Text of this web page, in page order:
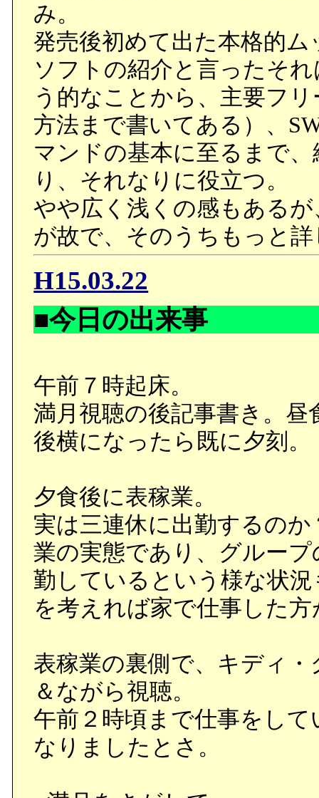
み。
発売後初めて出た本格的
ソフトの紹介と言ったそ
う的なことから、主要フ
方法まで書いてある）、
マンドの基本に至るまで
り、それなりに役立つ。
やや広く浅くの感もある
が故で、そのうちもっと
H15.03.22
■今日の出来事
午前７時起床。
満月視聴の後記事書き。
後横になったら既に夕刻。
夕食後に表稼業。
実は三連休に出勤するの
業の実態であり、グルー
勤しているという様な状
を考えれば家で仕事した
表稼業の裏側で、キディ
＆ながら視聴。
午前２時頃まで仕事をし
なりましたとさ。